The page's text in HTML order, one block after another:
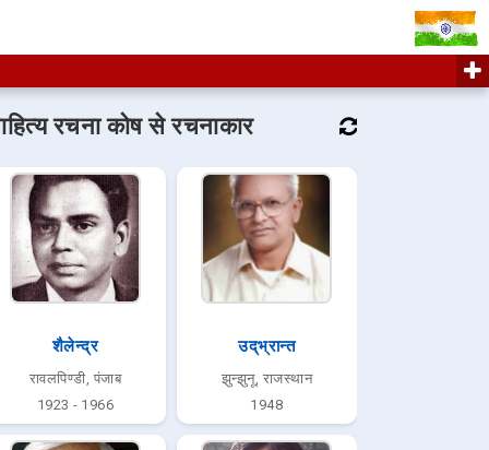
रचना कोष से रचनाकार
शैलेन्द्र
रावलपिण्डी, पंजाब
1923 - 1966
उद्‌भ्रान्त
झुन्झुनू, राजस्थान
1948